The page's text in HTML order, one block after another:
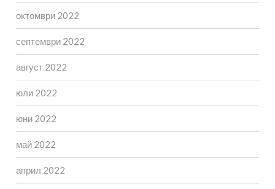
октомври 2022
септември 2022
август 2022
юли 2022
юни 2022
май 2022
април 2022